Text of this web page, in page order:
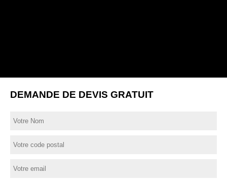
DEMANDE DE DEVIS GRATUIT